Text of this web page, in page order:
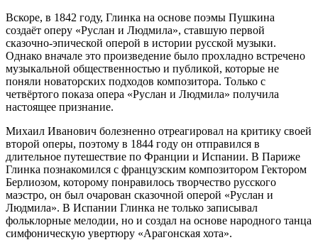
Вскоре, в 1842 году, Глинка на основе поэмы Пушкина
создаёт оперу «Руслан и Людмила», ставшую первой
сказочно-эпической оперой в истории русской музыки.
Однако вначале это произведение было прохладно встречено
музыкальной общественностью и публикой, которые не
поняли новаторских подходов композитора. Только с
четвёртого показа опера «Руслан и Людмила» получила
настоящее признание.
Михаил Иванович болезненно отреагировал на критику своей
второй оперы, поэтому в 1844 году он отправился в
длительное путешествие по Франции и Испании. В Париже
Глинка познакомился с французским композитором Гектором
Берлиозом, которому понравилось творчество русского
маэстро, он был очарован сказочной оперой «Руслан и
Людмила». В Испании Глинка не только записывал
фольклорные мелодии, но и создал на основе народного танца
симфоническую увертюру «Арагонская хота».